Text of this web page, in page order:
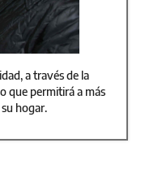
a través de la
que permitirá a más
hogar.